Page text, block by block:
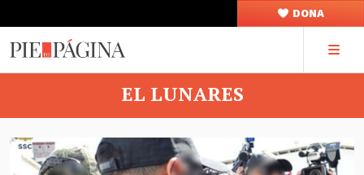
DONA
EL LUNARES